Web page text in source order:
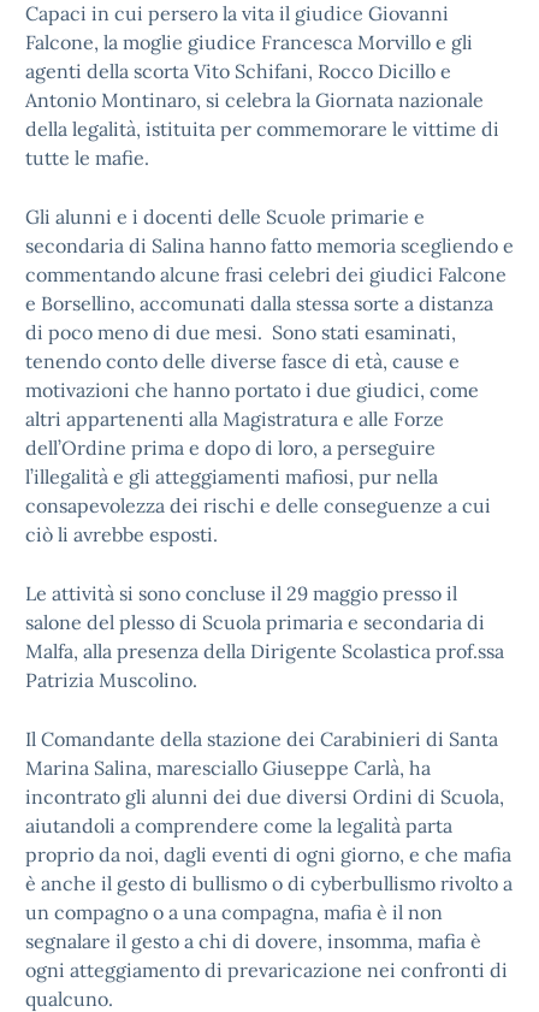
Capaci in cui persero la vita il giudice Giovanni
Falcone, la moglie giudice Francesca Morvillo e gli
agenti della scorta Vito Schifani, Rocco Dicillo e
Antonio Montinaro, si celebra la Giornata nazionale
della legalità, istituita per commemorare le vittime di
tutte le mafie.
Gli alunni e i docenti delle Scuole primarie e
secondaria di Salina hanno fatto memoria scegliendo e
commentando alcune frasi celebri dei giudici Falcone
e Borsellino, accomunati dalla stessa sorte a distanza
di poco meno di due mesi. Sono stati esaminati,
tenendo conto delle diverse fasce di età, cause e
motivazioni che hanno portato i due giudici, come
altri appartenenti alla Magistratura e alle Forze
dell’Ordine prima e dopo di loro, a perseguire
l’illegalità e gli atteggiamenti mafiosi, pur nella
consapevolezza dei rischi e delle conseguenze a cui
ciò li avrebbe esposti.
Le attività si sono concluse il 29 maggio presso il
salone del plesso di Scuola primaria e secondaria di
Malfa, alla presenza della Dirigente Scolastica prof.ssa
Patrizia Muscolino.
Il Comandante della stazione dei Carabinieri di Santa
Marina Salina, maresciallo Giuseppe Carlà, ha
incontrato gli alunni dei due diversi Ordini di Scuola,
aiutandoli a comprendere come la legalità parta
proprio da noi, dagli eventi di ogni giorno, e che mafia
è anche il gesto di bullismo o di cyberbullismo rivolto a
un compagno o a una compagna, mafia è il non
segnalare il gesto a chi di dovere, insomma, mafia è
ogni atteggiamento di prevaricazione nei confronti di
qualcuno.